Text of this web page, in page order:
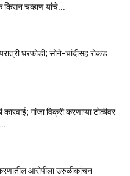
किसन चव्हाण यांचे...
घरफोडी; सोने-चांदीसह रोकड
कारवाई; गांजा विक्री करणाऱ्या टोळीवर
आरोपीला उरुळीकांचन